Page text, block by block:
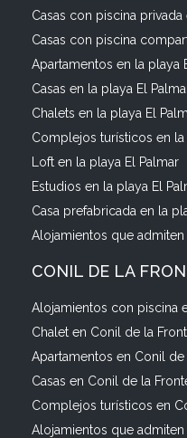
Casas con piscina
Casas con piscina
Apartamentos en la playa
Casas en la playa El
Chalets en la playa El
Complejos turísticos en la
Loft en la playa El Palmar
Estudios en la playa El
Casa prefabricada en la
Alojamientos que
CONIL DE LA
Alojamientos con piscina
Chalet en Conil de la
Apartamentos en Conil de
Casas en Conil de la
Complejos turísticos en
Alojamientos que